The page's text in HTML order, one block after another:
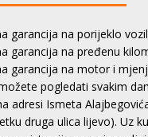
garancija na porijeklo
garancija na pređenu
garancija na motor i
pogledati svakim
adresi Ismeta
druga ulica lijevo). Uz